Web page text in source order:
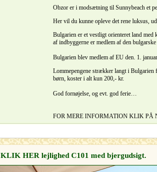
Obzor er i modsætning til Sunnybeach et
Her vil du kunne opleve det rene luksus,
Bulgarien er et vestligt orienteret land
af indbyggerne er medlem af den
Bulgarien blev medlem af EU den. 1.
Lommepengene strækker langt i
børn, koster i alt kun 200,- kr.
God fornøjelse, og evt. god ferie…
FOR MERE INFORMATION KLIK PÅ
KLIK HER lejlighed C101 med bjergudsigt.